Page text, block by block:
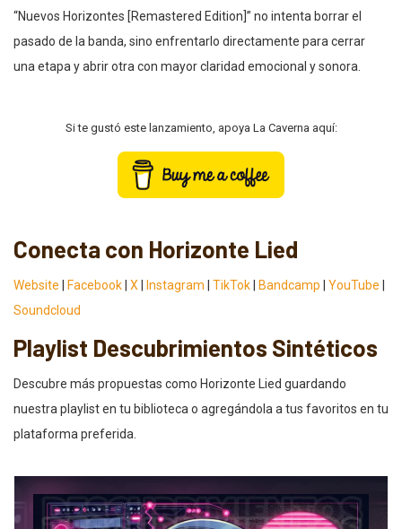
“Nuevos Horizontes [Remastered Edition]” no intenta borrar el
pasado de la banda, sino enfrentarlo directamente para cerrar
una etapa y abrir otra con mayor claridad emocional y sonora.
Si te gustó este lanzamiento, apoya La Caverna aquí:
Conecta con Horizonte Lied
Website Facebook X Instagram TikTok Bandcamp YouTube
Soundcloud
Playlist Descubrimientos Sintéticos
Descubre más propuestas como Horizonte Lied guardando
nuestra playlist en tu biblioteca o agregándola a tus favoritos en tu
plataforma preferida.